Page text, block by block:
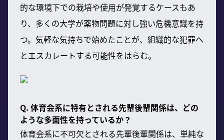
的な環境下での栽培や使用が発覚するケースもあ
り、多くの大学が薬物問題に対し強い危機意識を持
つ。気軽な気持ちで始めたことが、組織的な犯罪へ
とエスカレートする可能性をはらむ。
Q. 体育会系に特有とされる先輩後輩関係は、どの
ような多面性を持っているか？
体育会系に不可欠とされる先輩後輩関係は、単純な